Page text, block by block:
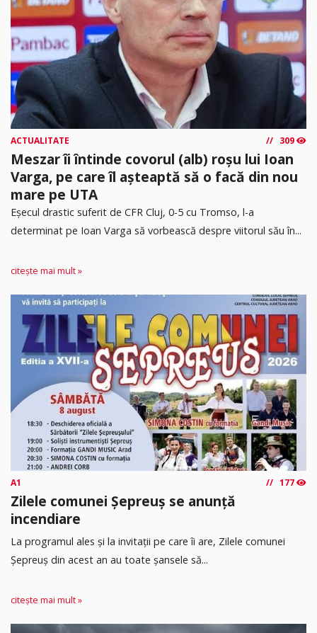
ACTUALITATE 309
Meszar îi întinde covorul (alb) roșu lui Ioan
Varga, pe care îl așteaptă să o facă din nou
mare pe UTA
Eșecul drastic suferit de CFR Cluj, 0-5 cu Tromso, l-a
determinat pe Ioan Varga să vorbească despre viitorul său în...
citește mai mult »
A1 177
Zilele comunei Șepreuș se anunță
incendiare
La programul ales și la invitații pe care îi are, Zilele comunei
Șepreuș din acest an au toate șansele să...
citește mai mult »